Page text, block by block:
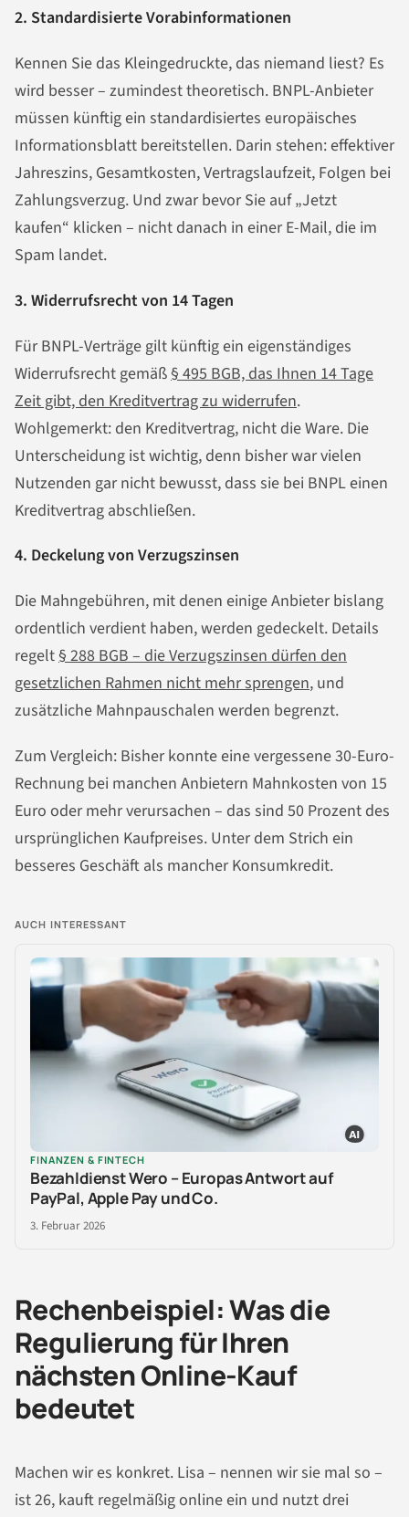
2. Standardisierte Vorabinformationen
Kennen Sie das Kleingedruckte, das niemand liest? Es
wird besser – zumindest theoretisch. BNPL-Anbieter
müssen künftig ein standardisiertes europäisches
Informationsblatt bereitstellen. Darin stehen: effektiver
Jahreszins, Gesamtkosten, Vertragslaufzeit, Folgen bei
Zahlungsverzug. Und zwar bevor Sie auf „Jetzt
kaufen“ klicken – nicht danach in einer E-Mail, die im
Spam landet.
3. Widerrufsrecht von 14 Tagen
Für BNPL-Verträge gilt künftig ein eigenständiges
Widerrufsrecht gemäß § 495 BGB, das Ihnen 14 Tage
Zeit gibt, den Kreditvertrag zu widerrufen.
Wohlgemerkt: den Kreditvertrag, nicht die Ware. Die
Unterscheidung ist wichtig, denn bisher war vielen
Nutzenden gar nicht bewusst, dass sie bei BNPL einen
Kreditvertrag abschließen.
4. Deckelung von Verzugszinsen
Die Mahngebühren, mit denen einige Anbieter bislang
ordentlich verdient haben, werden gedeckelt. Details
regelt§ 288 BGB – die Verzugszinsen dürfen den
gesetzlichen Rahmen nicht mehr sprengen, und
zusätzliche Mahnpauschalen werden begrenzt.
Zum Vergleich: Bisher konnte eine vergessene 30-Euro-
Rechnung bei manchen Anbietern Mahnkosten von 15
Euro oder mehr verursachen – das sind 50 Prozent des
ursprünglichen Kaufpreises. Unter dem Strich ein
besseres Geschäft als mancher Konsumkredit.
AUCH INTERESSANT
FINANZEN & FINTECH
Bezahldienst Wero – Europas Antwort auf
PayPal, Apple Pay und Co.
3. Februar 2026
Rechenbeispiel: Was die
Regulierung für Ihren
nächsten Online-Kauf
bedeutet
Machen wir es konkret. Lisa – nennen wir sie mal so –
ist 26, kauft regelmäßig online ein und nutzt drei